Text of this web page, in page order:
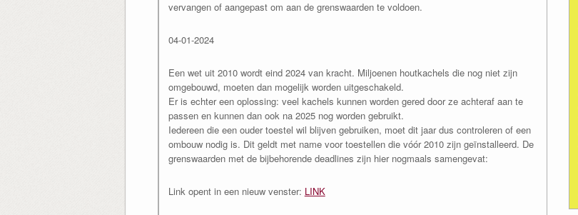
vervangen of aangepast om aan de grenswaarden te voldoen.
04-01-2024
Een wet uit 2010 wordt eind 2024 van kracht. Miljoenen houtkachels die nog niet zijn
omgebouwd, moeten dan mogelijk worden uitgeschakeld.
Er is echter een oplossing: veel kachels kunnen worden gered door ze achteraf aan te
passen en kunnen dan ook na 2025 nog worden gebruikt.
Iedereen die een ouder toestel wil blijven gebruiken, moet dit jaar dus controleren of een
ombouw nodig is. Dit geldt met name voor toestellen die vóór 2010 zijn geïnstalleerd. De
grenswaarden met de bijbehorende deadlines zijn hier nogmaals samengevat:
Link opent in een nieuw venster: LINK